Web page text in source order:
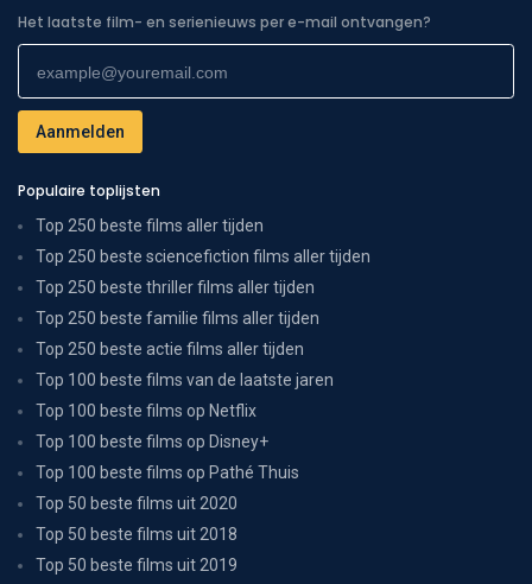
Het laatste film- en serienieuws per e-mail ontvangen?
Populaire toplijsten
Top 250 beste films aller tijden
Top 250 beste sciencefiction films aller tijden
Top 250 beste thriller films aller tijden
Top 250 beste familie films aller tijden
Top 250 beste actie films aller tijden
Top 100 beste films van de laatste jaren
Top 100 beste films op Netflix
Top 100 beste films op Disney+
Top 100 beste films op Pathé Thuis
Top 50 beste films uit 2020
Top 50 beste films uit 2018
Top 50 beste films uit 2019